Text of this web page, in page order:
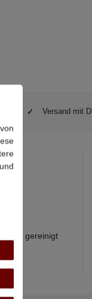
Versand mit
gereinigt